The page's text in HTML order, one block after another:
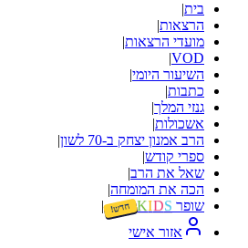
בית|
הרצאות|
מועדי הרצאות|
VOD
|
השיעור היומי|
כתבות|
גנזי המלך|
אשכולות|
הרב אמנון יצחק ב-70 לשון
|
ספרי קודש|
שאל את הרב|
הכה את המומחה|
שופר
KIDS חדש! |
אזור אישי